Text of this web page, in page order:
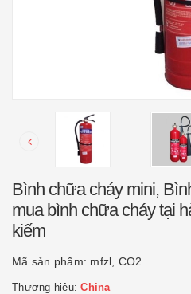
Bình chữa cháy mini,
mua bình chữa cháy tại
kiếm
Mã sản phẩm: mfzl, CO2
Thương hiệu:China